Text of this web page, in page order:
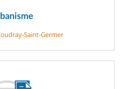
Saint-Germer